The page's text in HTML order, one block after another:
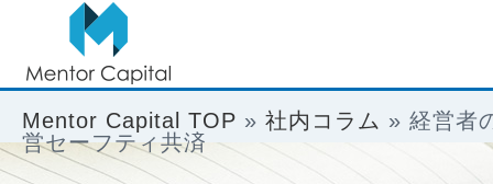
Mentor Capital TOP » 社内コラム » 経営者
営セーフティ共済